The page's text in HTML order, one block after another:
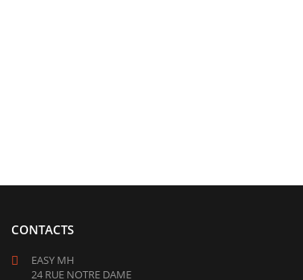
CONTACTS
EASY MH
24 RUE NOTRE DAME